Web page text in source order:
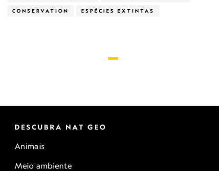
CONSERVATION ESPÉCIES EXTINTAS
DESCUBRA NAT GEO
Animais
Meio ambiente